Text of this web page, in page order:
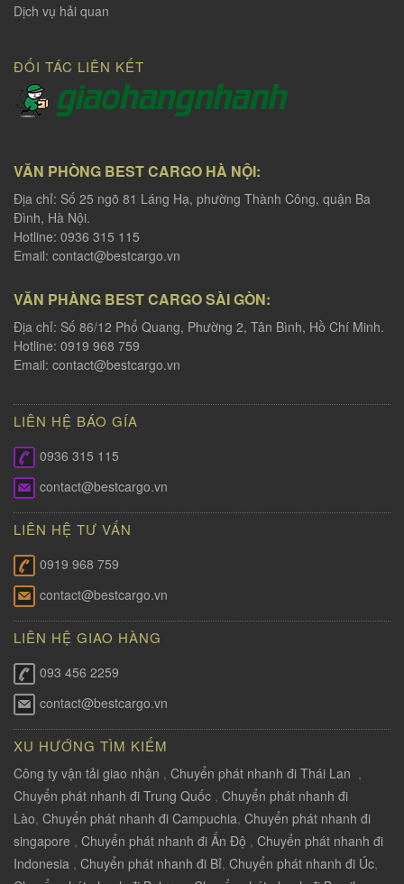
Dịch vụ hải quan
ĐỐI TÁC LIÊN KẾT
VĂN PHÒNG BEST CARGO HÀ NỘI:
Địa chỉ: Số 25 ngõ 81 Láng Hạ, phường Thành Công, quận Ba
Đình, Hà Nội.
Hotline: 0936 315 115
Email: contact@bestcargo.vn
VĂN PHÀNG BEST CARGO SÀI GÒN:
Địa chỉ: Số 86/12 Phổ Quang, Phường 2, Tân Bình, Hồ Chí Minh.
Hotline: 0919 968 759
Email: contact@bestcargo.vn
LIÊN HỆ BÁO GÍA
0936 315 115
contact@bestcargo.vn
LIÊN HỆ TƯ VẤN
0919 968 759
contact@bestcargo.vn
LIÊN HỆ GIAO HÀNG
093 456 2259
contact@bestcargo.vn
XU HƯỚNG TÌM KIẾM
Công ty vận tải giao nhận , Chuyển phát nhanh đi Thái Lan ,
Chuyển phát nhanh đi Trung Quốc , Chuyển phát nhanh đi
Lào, Chuyển phát nhanh đi Campuchia, Chuyển phát nhanh đi
singapore , Chuyển phát nhanh đi Ấn Độ , Chuyển phát nhanh đi
Indonesia , Chuyển phát nhanh đi Bỉ, Chuyển phát nhanh đi Úc,